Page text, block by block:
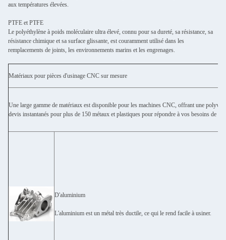
aux températures élevées.
PTFE et PTFE
Le polyéthylène à poids moléculaire ultra élevé, connu pour sa dureté, sa résistance, sa
résistance chimique et sa surface glissante, est couramment utilisé dans les
remplacements de joints, les environnements marins et les engrenages.
Matériaux pour pièces d'usinage CNC sur mesure
Une large gamme de matériaux est disponible pour les machines CNC, offrant une
devis instantanés pour plus de 150 métaux et plastiques pour répondre à vos besoins de
D'aluminium
L'aluminium est un métal très ductile, ce qui le rend facile à usiner.